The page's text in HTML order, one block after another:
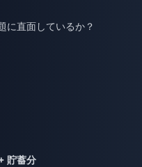
に直面しているか？
貯蓄分